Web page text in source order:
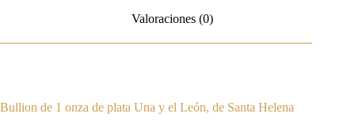
Valoraciones (0)
Bullion de 1 onza de plata Una y el León, de Santa Helena